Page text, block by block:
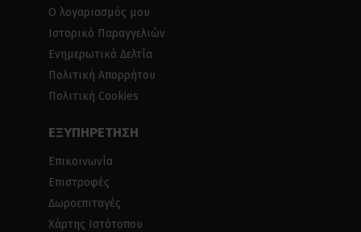
Ο λογαριασμός μου
Ιστορικό Παραγγελιών
Ενημερωτικά Δελτία
Πολιτική Απορρήτου
Πολιτική Cookies
ΕΞΥΠΗΡΕΤΗΣΗ
Επικοινωνία
Επιστροφές
Δωροεπιταγές
Χάρτης Ιστότοπου